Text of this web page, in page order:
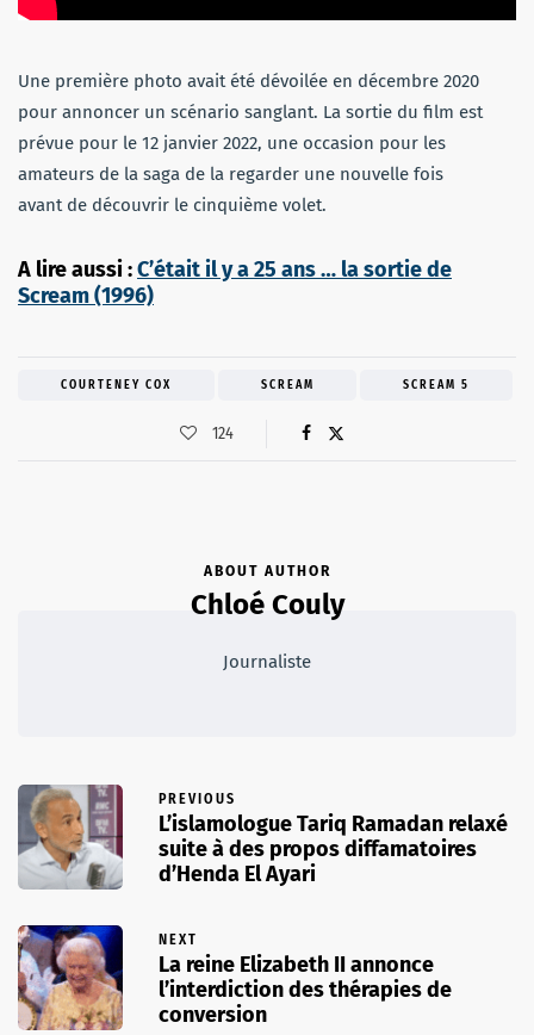
Une première photo avait été dévoilée en décembre 2020
pour annoncer un scénario sanglant. La sortie du film est
prévue pour le 12 janvier 2022, une occasion pour les
amateurs de la saga de la regarder une nouvelle fois
avant de découvrir le cinquième volet.
A lire aussi :C’était il y a 25 ans … la sortie de
Scream (1996)
COURTENEY COX SCREAM SCREAM 5
124
ABOUT AUTHOR
Chloé Couly
Journaliste
PREVIOUS
L’islamologue Tariq Ramadan relaxé
suite à des propos diffamatoires
d’Henda El Ayari
NEXT
La reine Elizabeth II annonce
l’interdiction des thérapies de
conversion